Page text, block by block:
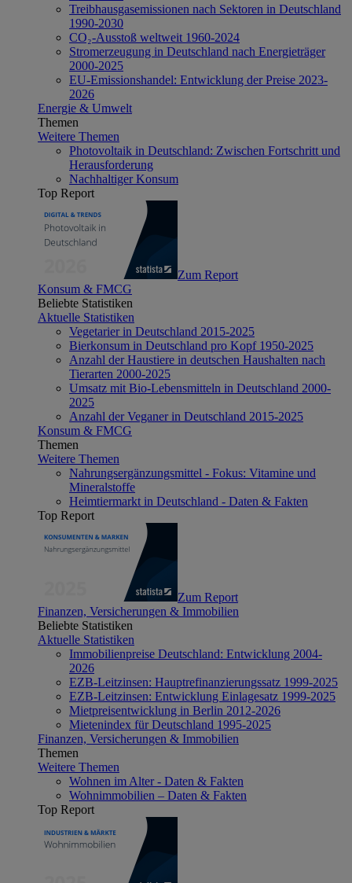
Treibhausgasemissionen nach Sektoren in Deutschland
1990-2030
CO₂-Ausstoß weltweit 1960-2024
Stromerzeugung in Deutschland nach Energieträger
2000-2025
EU-Emissionshandel: Entwicklung der Preise 2023-
2026
Energie & Umwelt
Themen
Weitere Themen
Photovoltaik in Deutschland: Zwischen Fortschritt und
Herausforderung
Nachhaltiger Konsum
Top Report
Zum Report
Konsum & FMCG
Beliebte Statistiken
Aktuelle Statistiken
Vegetarier in Deutschland 2015-2025
Bierkonsum in Deutschland pro Kopf 1950-2025
Anzahl der Haustiere in deutschen Haushalten nach
Tierarten 2000-2025
Umsatz mit Bio-Lebensmitteln in Deutschland 2000-
2025
Anzahl der Veganer in Deutschland 2015-2025
Konsum & FMCG
Themen
Weitere Themen
Nahrungsergänzungsmittel - Fokus: Vitamine und
Mineralstoffe
Heimtiermarkt in Deutschland - Daten & Fakten
Top Report
Zum Report
Finanzen, Versicherungen & Immobilien
Beliebte Statistiken
Aktuelle Statistiken
Immobilienpreise Deutschland: Entwicklung 2004-
2026
EZB-Leitzinsen: Hauptrefinanzierungssatz 1999-2025
EZB-Leitzinsen: Entwicklung Einlagesatz 1999-2025
Mietpreisentwicklung in Berlin 2012-2026
Mietenindex für Deutschland 1995-2025
Finanzen, Versicherungen & Immobilien
Themen
Weitere Themen
Wohnen im Alter - Daten & Fakten
Wohnimmobilien – Daten & Fakten
Top Report